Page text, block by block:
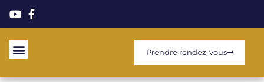
Prendre rendez-vous